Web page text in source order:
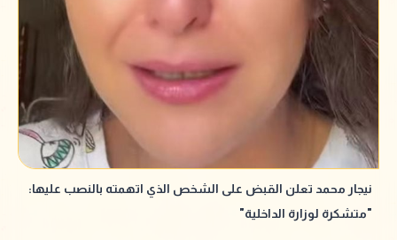
نيجار محمد تعلن القبض على الشخص الذي اتهمته بالنصب عليها:
"متشكرة لوزارة الداخلية"